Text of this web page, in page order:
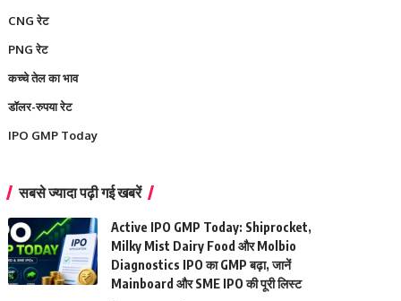
CNG रेट
PNG रेट
कच्चे तेल का भाव
डॉलर-रुपया रेट
IPO GMP Today
सबसे ज्यादा पढ़ी गई खबरें
Active IPO GMP Today: Shiprocket,
Milky Mist Dairy Food और Molbio
Diagnostics IPO का GMP बढ़ा, जानें
Mainboard और SME IPO की पूरी लिस्ट